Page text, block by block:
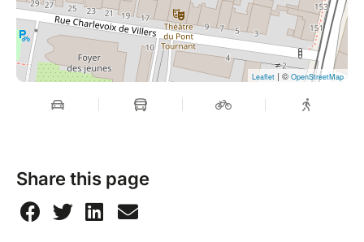
Leaflet | © OpenStreetMap
Share this page